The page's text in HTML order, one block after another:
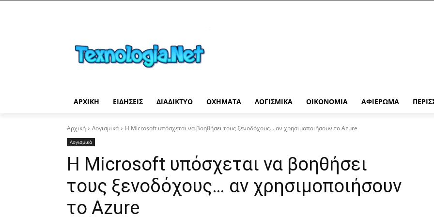
ΑΡΧΙΚΉ ΕΙΔΉΣΕΙΣ ΔΙΑΔΊΚΤΥΟ ΟΧΉΜΑΤΑ ΛΟΓΙΣΜΙΚΆ ΟΙΚΟΝΟΜΊΑ ΑΦΙΈΡΩΜΑ
Αρχική Λογισμικά Η Microsoft υπόσχεται να βοηθήσει τους ξενοδόχους... αν χρησιμοποιήσουν το Azure
Λογισμικά
Η Microsoft υπόσχεται να βοηθήσει
τους ξενοδόχους… αν χρησιμοποιήσουν
το Azure